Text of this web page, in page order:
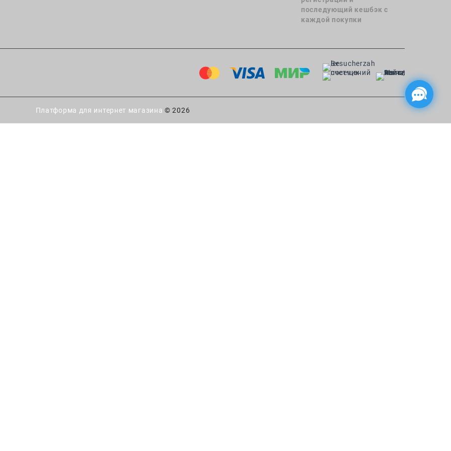
последующий кешбэк с
каждой покупки
Платформа для интернет магазина © 2026